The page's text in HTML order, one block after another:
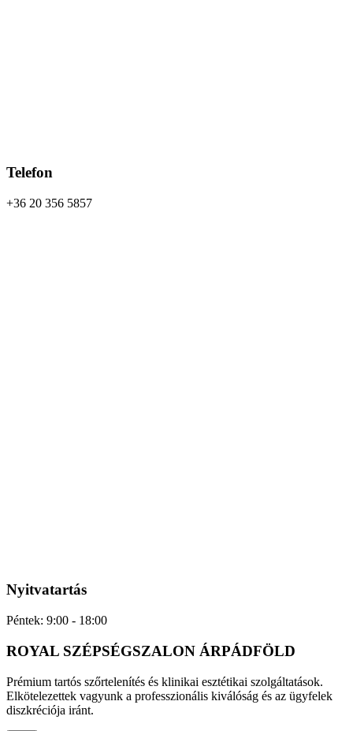
Telefon
+36 20 356 5857
Nyitvatartás
Péntek: 9:00 - 18:00
ROYAL SZÉPSÉGSZALON ÁRPÁDFÖLD
Prémium tartós szőrtelenítés és klinikai esztétikai szolgáltatások.
Elkötelezettek vagyunk a professzionális kiválóság és az ügyfelek
diszkréciója iránt.